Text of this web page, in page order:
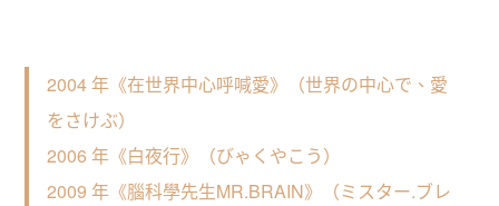
2004 年《在世界中心呼喊愛》（世界の中心で、愛
をさけぶ）
2006 年《白夜行》（びゃくやこう）
2009 年《腦科學先生MR.BRAIN》（ミスター.ブレ